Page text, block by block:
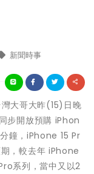
新聞時事
大哥大昨(15)日晚
步開放預購 iPhon
鐘，iPhone 15 Pr
，較去年 iPhone
系列，當中又以2